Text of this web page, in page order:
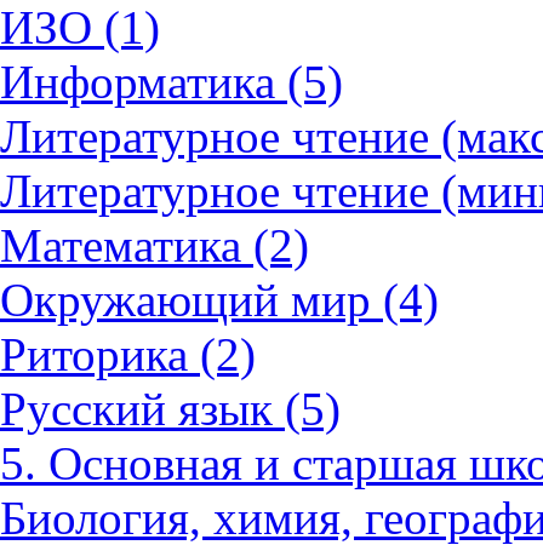
ИЗО (1)
Информатика (5)
Литературное чтение
Литературное чтение
Математика (2)
Окружающий мир (4)
Риторика (2)
Русский язык (5)
5. Основная и старшая
Биология, химия,